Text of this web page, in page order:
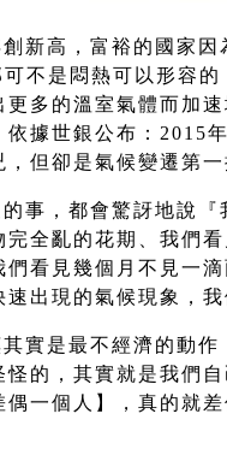
新高，富裕的國家
不是悶熱可以形容
多的溫室氣體而加
據世銀公布：2015年
但卻是氣候變遷第
事，都會驚訝地說
全亂的花期、我們
看見幾個月不見一
出現的氣候現象，我
實是最不經濟的動
的，其實就是我們
一個人】，真的就